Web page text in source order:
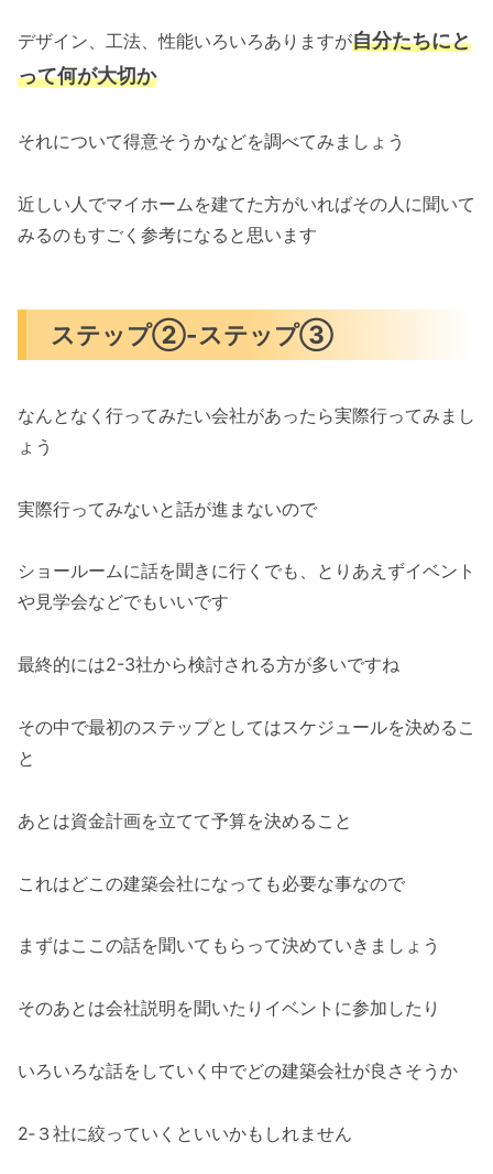
デザイン、工法、性能いろいろありますが自分たちにと
って何が大切か
それについて得意そうかなどを調べてみましょう
近しい人でマイホームを建てた方がいればその人に聞いて
みるのもすごく参考になると思います
ステップ②-ステップ③
なんとなく行ってみたい会社があったら実際行ってみまし
ょう
実際行ってみないと話が進まないので
ショールームに話を聞きに行くでも、とりあえずイベント
や見学会などでもいいです
最終的には2-3社から検討される方が多いですね
その中で最初のステップとしてはスケジュールを決めるこ
と
あとは資金計画を立てて予算を決めること
これはどこの建築会社になっても必要な事なので
まずはここの話を聞いてもらって決めていきましょう
そのあとは会社説明を聞いたりイベントに参加したり
いろいろな話をしていく中でどの建築会社が良さそうか
2‐３社に絞っていくといいかもしれません